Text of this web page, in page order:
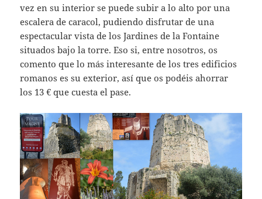
vez en su interior se puede subir a lo alto por una
escalera de caracol, pudiendo disfrutar de una
espectacular vista de los Jardines de la Fontaine
situados bajo la torre. Eso si, entre nosotros, os
comento que lo más interesante de los tres edificios
romanos es su exterior, así que os podéis ahorrar
los 13 € que cuesta el pase.